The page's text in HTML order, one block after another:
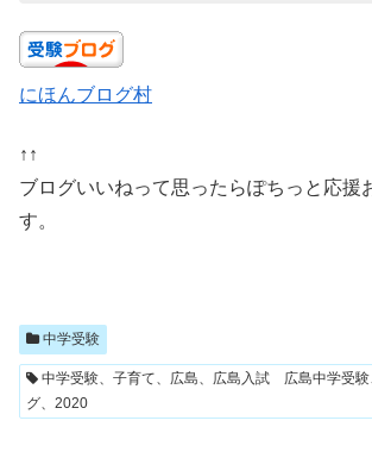
にほんブログ村
↑↑
ブログいいねって思ったらぽちっと応援
す。
中学受験
中学受験、子育て、広島、広島入試 広島中学受験
グ、2020